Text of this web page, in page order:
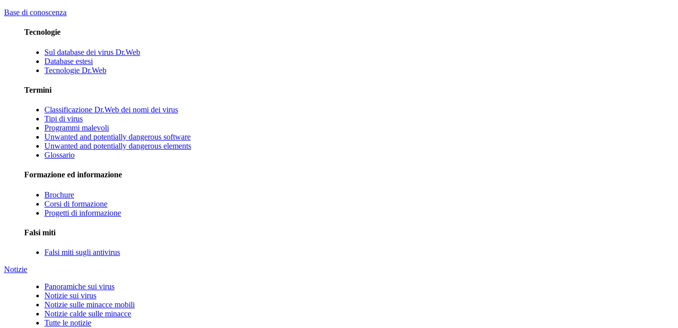
Base di conoscenza
Tecnologie
Sul database dei virus Dr.Web
Database estesi
Tecnologie Dr.Web
Termini
Classificazione Dr.Web dei nomi dei virus
Tipi di virus
Programmi malevoli
Unwanted and potentially dangerous software
Unwanted and potentially dangerous elements
Glossario
Formazione ed informazione
Brochure
Corsi di formazione
Progetti di informazione
Falsi miti
Falsi miti sugli antivirus
Notizie
Panoramiche sui virus
Notizie sui virus
Notizie sulle minacce mobili
Notizie calde sulle minacce
Tutte le notizie